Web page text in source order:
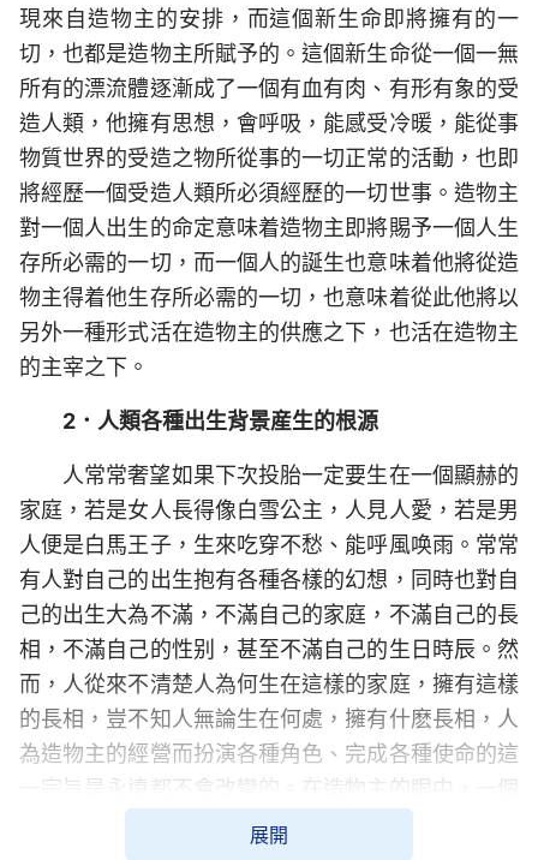
現來自造物主的安排，而這個新生命即將擁有的一
切，也都是造物主所賦予的。這個新生命從一個一無
所有的漂流體逐漸成了一個有血有肉、有形有象的受
造人類，他擁有思想，會呼吸，能感受冷暖，能從事
物質世界的受造之物所從事的一切正常的活動，也即
將經歷一個受造人類所必須經歷的一切世事。造物主
對一個人出生的命定意味着造物主即將賜予一個人生
存所必需的一切，而一個人的誕生也意味着他將從造
物主得着他生存所必需的一切，也意味着從此他將以
另外一種形式活在造物主的供應之下，也活在造物主
的主宰之下。
2．人類各種出生背景産生的根源
人常常奢望如果下次投胎一定要生在一個顯赫的
家庭，若是女人長得像白雪公主，人見人愛，若是男
人便是白馬王子，生來吃穿不愁、能呼風唤雨。常常
有人對自己的出生抱有各種各樣的幻想，同時也對自
己的出生大為不滿，不滿自己的家庭，不滿自己的長
相，不滿自己的性别，甚至不滿自己的生日時辰。然
而，人從來不清楚人為何生在這樣的家庭，擁有這樣
的長相，豈不知人無論生在何處，擁有什麽長相，人
為造物主的經營而扮演各種角色、完成各種使命的這
一宗旨是永遠都不會改變的。在造物主的眼中，一個
人無論生在何處，是男人還是女人，無論其長相如
展開